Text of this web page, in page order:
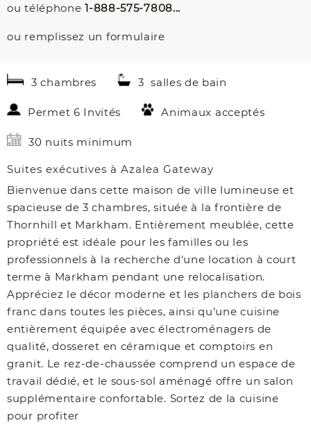
ou téléphone1-888-575-7808...
ou remplissez un formulaire
3 chambres 3 salles de bain
Permet 6 Invités Animaux acceptés
30 nuits minimum
Suites exécutives à Azalea Gateway
Bienvenue dans cette maison de ville lumineuse et
spacieuse de 3 chambres, située à la frontière de
Thornhill et Markham. Entièrement meublée, cette
propriété est idéale pour les familles ou les
professionnels à la recherche d'une location à court
terme à Markham pendant une relocalisation.
Appréciez le décor moderne et les planchers de bois
franc dans toutes les pièces, ainsi qu’une cuisine
entièrement équipée avec électroménagers de
qualité, dosseret en céramique et comptoirs en
granit. Le rez-de-chaussée comprend un espace de
travail dédié, et le sous-sol aménagé offre un salon
supplémentaire confortable. Sortez de la cuisine
pour profiter